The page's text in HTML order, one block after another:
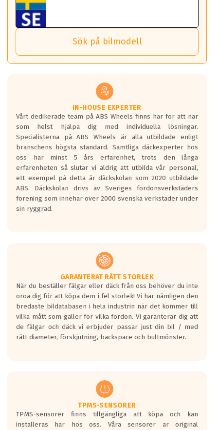
nästa bil.
Det sparar dig tid och pengar.
*PCD står för pitch circle diameter / Bultmönster.
ABS Wheels fälgar.
Viktigt att Bult respektive mutter är av storlek (17mm hylsa
Genom att du anger ditt registreringsnummer kan vi matcha
och garantera att tillbehören passar till 100%
vid åtdragning av hjulbultarna.
behöver tänka på.
Sensorn sitter inne i hjulet och skickar signaler om lufttryck
och temperatur till din instrumentpanel.
TPMS gör det enkelt att ha koll på att dina däck håller rätt
tryck. Skulle du tappa tryck i något däck varnar TPMS dig
om detta.
helt kort att du som förare alltid ska ha koll på lufttrycket i
Samtliga ABS Wheels fälgar är kompatibla med TPMS
sensorer.
Sök på bilmodell
IN-HOUSE EXPERTER
Vårt dedikerade team på ABS Wheels finns här för att när
som helst hjälpa dig med individuella lösningar.
Specialisterna på ABS Wheels är alla utbildade enligt
branschens högsta standard. Samtliga däckexperter hos
oss har minst 5 års erfarenhet, trots den långa
erfarenheten så slutar vi aldrig att utbilda vår personal,
ett exempel på detta är däckskolan som 2020 utbildade
ABS. Däckskolan drivs av Sveriges fordonsverkstäders
förening som innehar över 2000 svenska verkstäder under
sin ryggrad.
GARANTERAT RÄTT STORLEK
När du beställer fälgar eller däck från oss behöver du inte
oroa dig för att köpa dem i fel storlek! Vi har nämligen den
bredaste bildatabasen i hela industrin när det kommer till
vilka mått som gäller för vilka fordon. Vi garanterar dig att
de fälgar och däck vi erbjuder passar just din bil / med
rätt diameter, förskjutning, backspace och bultmönster.
TPMS-SENSORER
TPMS-sensorer finns tillgängliga att köpa och kan
installeras här hos oss. Våra sensorer är original